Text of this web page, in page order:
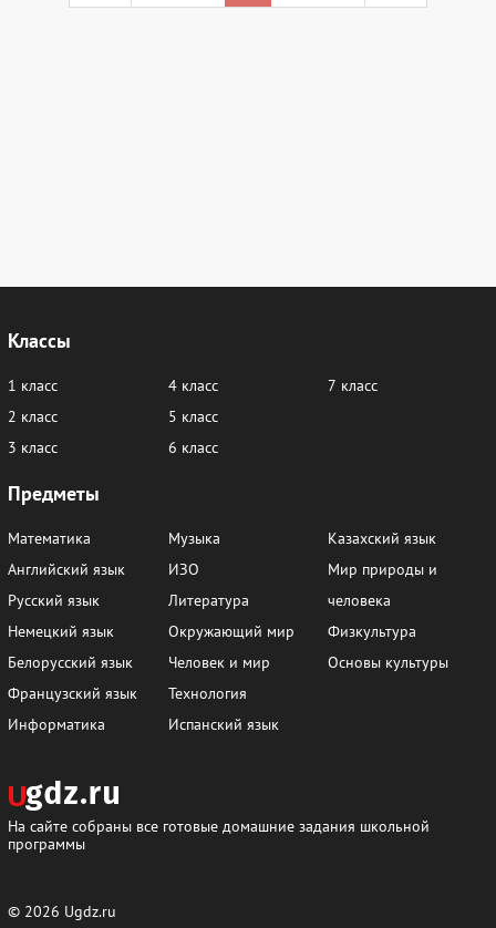
Классы
1 класс
2 класс
3 класс
4 класс
5 класс
6 класс
7 класс
Предметы
Математика
Английский язык
Русский язык
Немецкий язык
Белорусский язык
Французский язык
Информатика
Музыка
ИЗО
Литература
Окружающий мир
Человек и мир
Технология
Испанский язык
Казахский язык
Мир природы и
человека
Физкультура
Основы культуры
На сайте собраны все готовые домашние задания школьной
программы
© 2026 Ugdz.ru